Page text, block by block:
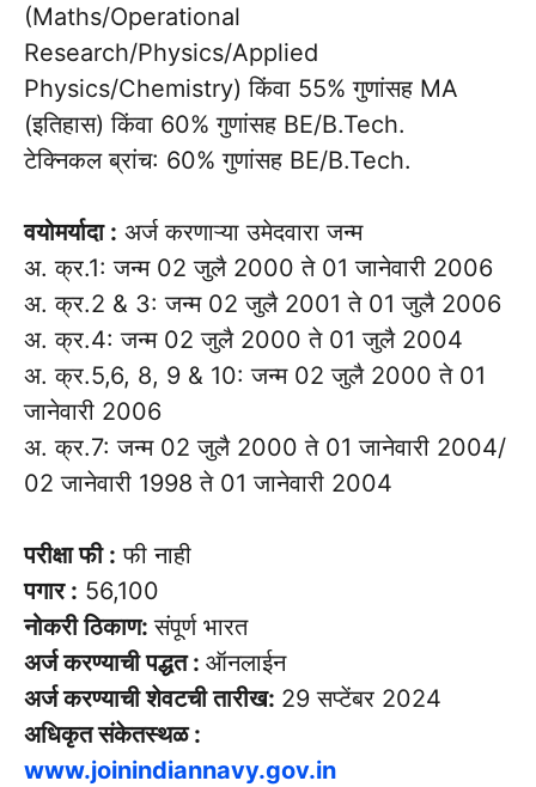
(Maths/Operational
Research/Physics/Applied
Physics/Chemistry) किंवा 55% गुणांसह MA
(इतिहास) किंवा 60% गुणांसह BE/B.Tech.
टेक्निकल ब्रांच: 60% गुणांसह BE/B.Tech.
वयोमर्यादा : अर्ज करणाऱ्या उमेदवारा जन्म
अ. क्र.1: जन्म 02 जुलै 2000 ते 01 जानेवारी 2006
अ. क्र.2 & 3: जन्म 02 जुलै 2001 ते 01 जुलै 2006
अ. क्र.4: जन्म 02 जुलै 2000 ते 01 जुलै 2004
अ. क्र.5,6, 8, 9 & 10: जन्म 02 जुलै 2000 ते 01
जानेवारी 2006
अ. क्र.7: जन्म 02 जुलै 2000 ते 01 जानेवारी 2004/
02 जानेवारी 1998 ते 01 जानेवारी 2004
परीक्षा फी : फी नाही
पगार : 56,100
नोकरी ठिकाण:संपूर्ण भारत
अर्ज करण्याची पद्धत : ऑनलाईन
अर्ज करण्याची शेवटची तारीख: 29 सप्टेंबर 2024
अधिकृत संकेतस्थळ :
www.joinindiannavy.gov.in